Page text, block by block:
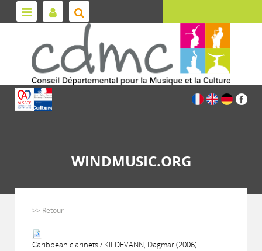
WINDMUSIC.ORG
>> Retour
Caribbean clarinets / KILDEVANN, Dagmar (2006)